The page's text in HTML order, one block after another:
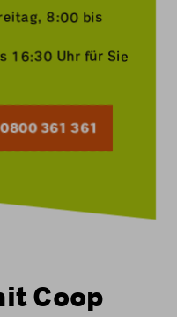
8:00 bis
16:30 Uhr für Sie
361 361
Coop